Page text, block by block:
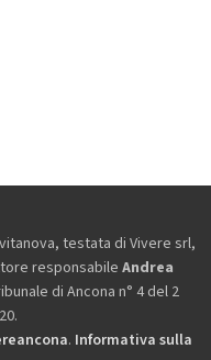
testata di Vivere srl,
responsabile Andrea
di Ancona n° 4 del 2
. Informativa sulla